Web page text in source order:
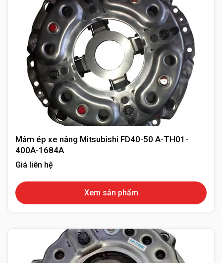
Website:https://phutungxenang.com/
Email:hieu.vo@phutungxenang.com
Facebook:facebook.com/phutungTVH.Totalsource.VN
Mâm ép xe nâng Mitsubishi FD40-50 A-TH01-
400A-1684A
Giá liên hệ
Xem sản phẩm